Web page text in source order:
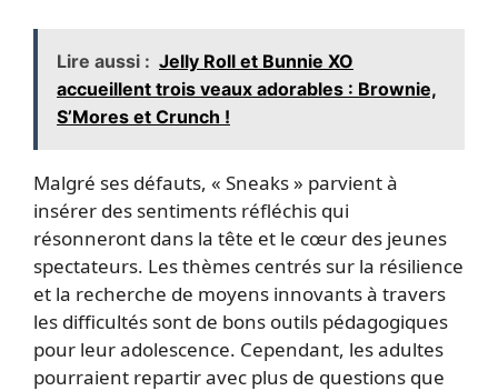
Lire aussi : Jelly Roll et Bunnie XO
accueillent trois veaux adorables : Brownie,
S’Mores et Crunch !
Malgré ses défauts, « Sneaks » parvient à
insérer des sentiments réfléchis qui
résonneront dans la tête et le cœur des jeunes
spectateurs. Les thèmes centrés sur la résilience
et la recherche de moyens innovants à travers
les difficultés sont de bons outils pédagogiques
pour leur adolescence. Cependant, les adultes
pourraient repartir avec plus de questions que